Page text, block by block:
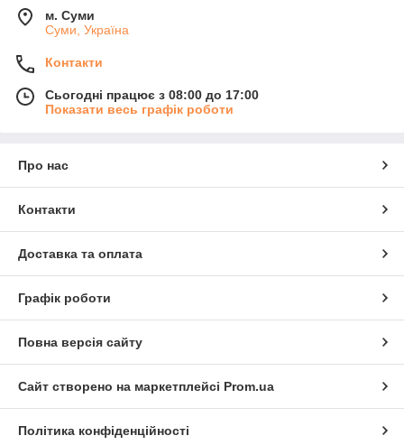
м. Суми
Суми, Україна
Контакти
Сьогодні працює з 08:00 до 17:00
Показати весь графік роботи
Про нас
Контакти
Доставка та оплата
Графік роботи
Повна версія сайту
Сайт створено на маркетплейсі Prom.ua
Політика конфіденційності